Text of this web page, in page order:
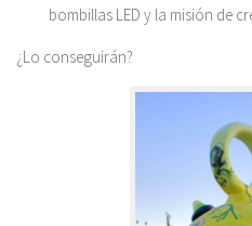
bombillas LED y la misión de
¿Lo conseguirán?